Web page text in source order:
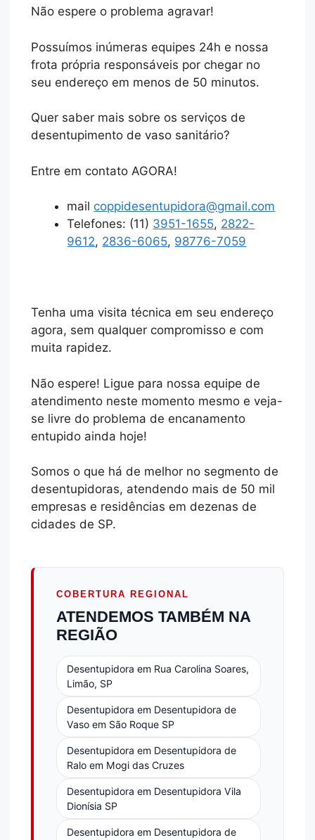
Não espere o problema agravar!
Possuímos inúmeras equipes 24h e nossa
frota própria responsáveis por chegar no
seu endereço em menos de 50 minutos.
Quer saber mais sobre os serviços de
desentupimento de vaso sanitário?
Entre em contato AGORA!
mail coppidesentupidora@gmail.com
Telefones: (11) 3951-1655, 2822-
9612, 2836-6065, 98776-7059
Tenha uma visita técnica em seu endereço
agora, sem qualquer compromisso e com
muita rapidez.
Não espere! Ligue para nossa equipe de
atendimento neste momento mesmo e veja-
se livre do problema de encanamento
entupido ainda hoje!
Somos o que há de melhor no segmento de
desentupidoras, atendendo mais de 50 mil
empresas e residências em dezenas de
cidades de SP.
COBERTURA REGIONAL
ATENDEMOS TAMBÉM NA
REGIÃO
Desentupidora em Rua Carolina Soares,
Limão, SP
Desentupidora em Desentupidora de
Vaso em São Roque SP
Desentupidora em Desentupidora de
Ralo em Mogi das Cruzes
Desentupidora em Desentupidora Vila
Dionísia SP
Desentupidora em Desentupidora de